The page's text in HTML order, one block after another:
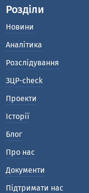
Розділи
Новини
Аналітика
Розслідування
ЗЦР-check
Проекти
Історії
Блог
Про нас
Документи
Підтримати нас